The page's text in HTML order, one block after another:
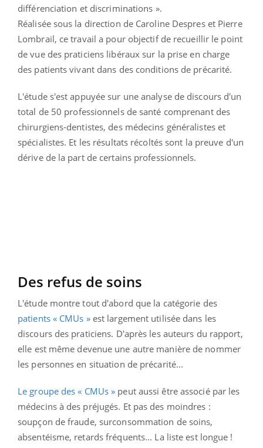
différenciation et discriminations ».
Réalisée sous la direction de Caroline Despres et Pierre
Lombrail, ce travail a pour objectif de recueillir le point
de vue des praticiens libéraux sur la prise en charge
des patients vivant dans des conditions de précarité.
L'étude s'est appuyée sur une analyse de discours d'un
total de 50 professionnels de santé comprenant des
chirurgiens-dentistes, des médecins généralistes et
spécialistes. Et les résultats récoltés sont la preuve d'un
dérive de la part de certains professionnels.
Des refus de soins
L'étude montre tout d'abord que la catégorie des
patients « CMUs »est largement utilisée dans les
discours des praticiens. D'après les auteurs du rapport,
elle est même devenue une autre manière de nommer
les personnes en situation de précarité...
Le groupe des « CMUs » peut aussi être associé par les
médecins à des préjugés. Et pas des moindres :
soupçon de fraude, surconsommation de soins,
absentéisme, retards fréquents... La liste est longue !